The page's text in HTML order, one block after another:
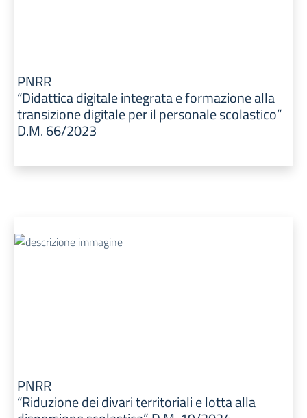
PNRR
“Didattica digitale integrata e formazione alla
transizione digitale per il personale scolastico”
D.M. 66/2023
PNRR
“Riduzione dei divari territoriali e lotta alla